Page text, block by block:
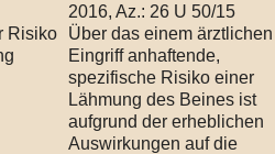
2016, Az.: 26 U 50/15
Risiko
Über das einem ärztlichen
Eingriff anhaftende,
spezifische Risiko einer
Lähmung des Beines ist
aufgrund der erheblichen
Auswirkungen auf die